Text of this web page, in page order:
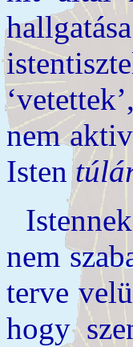
‘vetettek’,
nem
Isten
nem
terve
hogy